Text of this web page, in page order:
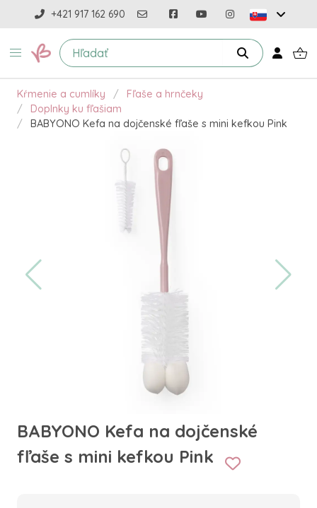
+421 917 162 690
Kŕmenie a cumlíky
Fľaše a hrnčeky
Doplnky ku fľašiam
BABYONO Kefa na dojčenské fľaše s mini kefkou Pink
BABYONO Kefa na dojčenské
fľaše s mini kefkou Pink